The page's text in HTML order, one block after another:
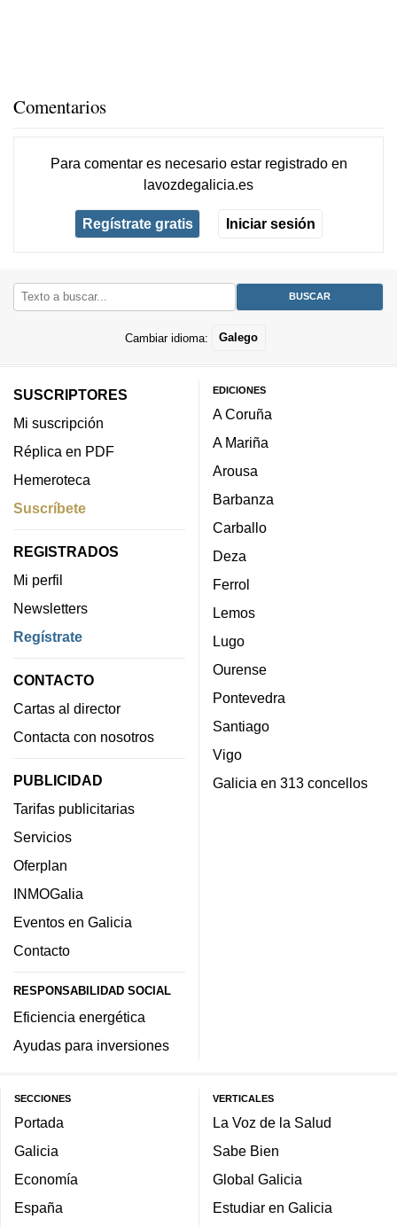
Comentarios
Para comentar es necesario estar registradoen
lavozdegalicia.es
Regístrate gratis Iniciar sesión
Cambiar idioma: Galego
SUSCRIPTORES
Mi suscripción
Réplica en PDF
Hemeroteca
Suscríbete
REGISTRADOS
Mi perfil
Newsletters
Regístrate
CONTACTO
Cartas al director
Contacta con nosotros
PUBLICIDAD
Tarifas publicitarias
Servicios
Oferplan
INMOGalia
Eventos en Galicia
Contacto
RESPONSABILIDAD SOCIAL
Eficiencia energética
Ayudas para inversiones
EDICIONES
A Coruña
A Mariña
Arousa
Barbanza
Carballo
Deza
Ferrol
Lemos
Lugo
Ourense
Pontevedra
Santiago
Vigo
Galicia en 313 concellos
SECCIONES
Portada
Galicia
Economía
España
VERTICALES
La Voz de la Salud
Sabe Bien
Global Galicia
Estudiar en Galicia